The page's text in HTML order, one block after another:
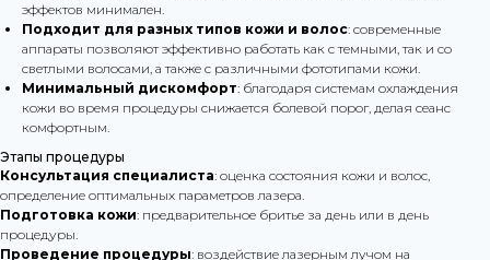
эффектов минимален.
Подходит для разных типов кожи и волос: современные
аппараты позволяют эффективно работать как с темными, так и со
светлыми волосами, а также с различными фототипами кожи.
Минимальный дискомфорт: благодаря системам охлаждения
кожи во время процедуры снижается болевой порог, делая сеанс
комфортным.
Этапы процедуры
Консультация специалиста: оценка состояния кожи и волос,
определение оптимальных параметров лазера.
Подготовка кожи: предварительное бритье за день или в день
процедуры.
Проведение процедуры: воздействие лазерным лучом на